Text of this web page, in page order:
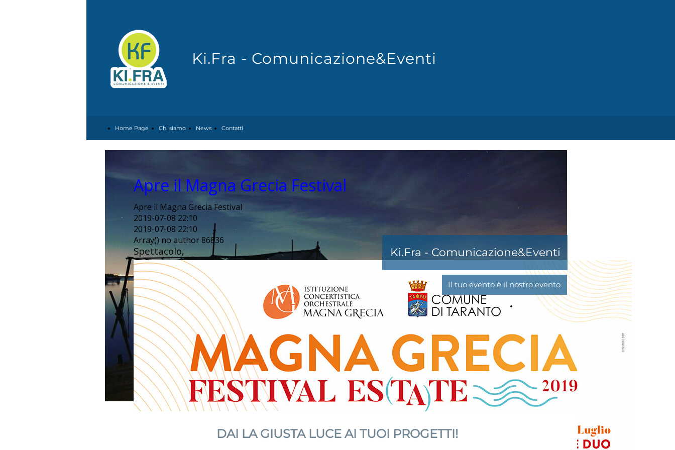
Ki.Fra - Comunicazione&Eventi
Home Page Chi siamo News Contatti
Apre il Magna Grecia Festival
Apre il Magna Grecia Festival
2019-07-08 22:10
2019-07-08 22:10
Array() no author 86836
Spettacolo, Ki.Fra - Comunicazione&Eventi
Il tuo evento è il nostro evento
CONTATTACI!
DAI LA GIUSTA LUCE AI TUOI PROGETTI!